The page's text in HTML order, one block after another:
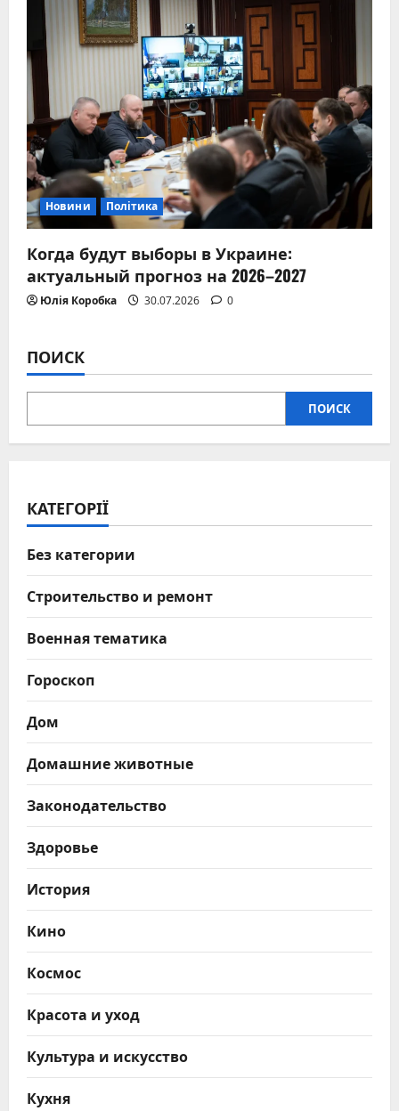
Новини Політика
Когда будут выборы в Украине:
актуальный прогноз на 2026–2027
Юлія Коробка 30.07.2026 0
ПОИСК
ПОИСК
КАТЕГОРІЇ
Без категории
Строительство и ремонт
Военная тематика
Гороскоп
Дом
Домашние животные
Законодательство
Здоровье
История
Кино
Космос
Красота и уход
Культура и искусство
Кухня